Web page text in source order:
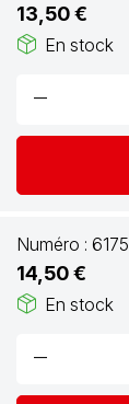
13,50 €
package_2 En stock
remove
Numéro : 6175
14,50 €
package_2 En stock
remove